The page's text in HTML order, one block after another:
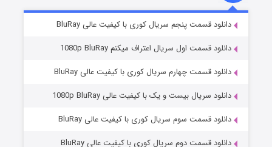
قسمت۲ (زیرنویس) منتشر شد
مردگان متحرک: شهر مرده ۳
دانلود قسمت پنجم سریال کوری با کیفیت عالی BluRay
دانلود قسمت اول سریال اعتراف میکنم 1080p BluRay
دانلود قسمت چهارم سریال کوری با کیفیت عالی BluRay
دانلود سریال بیست و یک با کیفیت عالی 1080p BluRay
دانلود قسمت سوم سریال کوری با کیفیت عالی BluRay
دانلود قسمت دوم سریال کوری با کیفیت عالی BluRay